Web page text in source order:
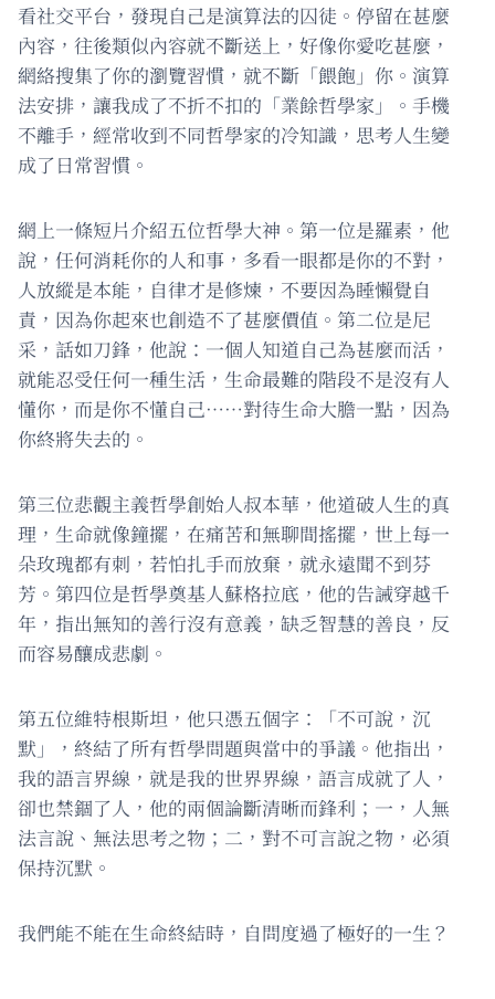
看社交平台，發現自己是演算法的囚徒。停留在甚麼
內容，往後類似內容就不斷送上，好像你愛吃甚麼，
網絡搜集了你的瀏覽習慣，就不斷「餵飽」你。演算
法安排，讓我成了不折不扣的「業餘哲學家」。手機
不離手，經常收到不同哲學家的冷知識，思考人生變
成了日常習慣。
網上一條短片介紹五位哲學大神。第一位是羅素，他
說，任何消耗你的人和事，多看一眼都是你的不對，
人放縱是本能，自律才是修煉，不要因為睡懶覺自
責，因為你起來也創造不了甚麼價值。第二位是尼
采，話如刀鋒，他說：一個人知道自己為甚麼而活，
就能忍受任何一種生活，生命最難的階段不是沒有人
懂你，而是你不懂自己……對待生命大膽一點，因為
你終將失去的。
第三位悲觀主義哲學創始人叔本華，他道破人生的真
理，生命就像鐘擺，在痛苦和無聊間搖擺，世上每一
朵玫瑰都有刺，若怕扎手而放棄，就永遠聞不到芬
芳。第四位是哲學奠基人蘇格拉底，他的告誡穿越千
年，指出無知的善行沒有意義，缺乏智慧的善良，反
而容易釀成悲劇。
第五位維特根斯坦，他只憑五個字：「不可說，沉
默」，終結了所有哲學問題與當中的爭議。他指出，
我的語言界線，就是我的世界界線，語言成就了人，
卻也禁錮了人，他的兩個論斷清晰而鋒利；一，人無
法言說、無法思考之物；二，對不可言說之物，必須
保持沉默。
我們能不能在生命終結時，自問度過了極好的一生？